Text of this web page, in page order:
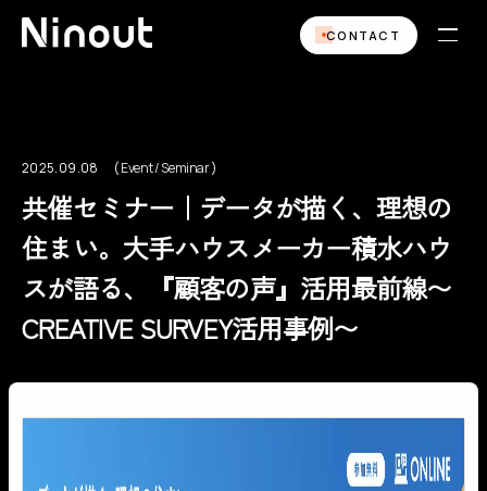
CONTACT
2025.09.08
Event / Seminar
共催セミナー｜データが描く、理想の
住まい。大手ハウスメーカー積水ハウ
スが語る、『顧客の声』活用最前線〜
CREATIVE SURVEY活用事例〜